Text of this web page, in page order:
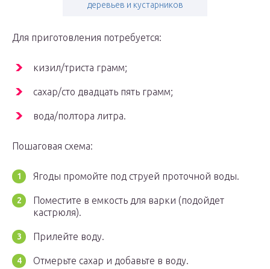
деревьев и кустарников
Для приготовления потребуется:
кизил/триста грамм;
сахар/сто двадцать пять грамм;
вода/полтора литра.
Пошаговая схема:
Ягоды промойте под струей проточной воды.
Поместите в емкость для варки (подойдет
кастрюля).
Прилейте воду.
Отмерьте сахар и добавьте в воду.